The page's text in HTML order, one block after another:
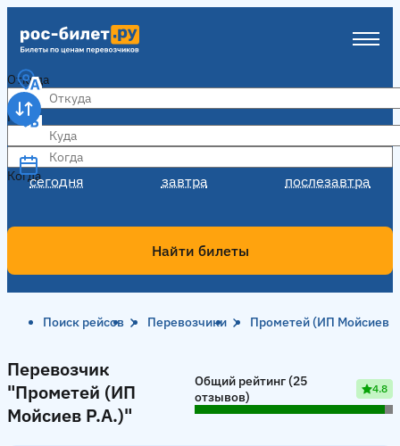
Откуда
Куда
Когда
сегодня завтра послезавтра
Когда
Найти билеты
Поиск рейсов Перевозчики Прометей (ИП Мойсиев
Перевозчик "Прометей (ИП Мойсиев Р.А.)"
Перевозчик
"Прометей (ИП
Мойсиев Р.А.)"
Общий рейтинг (25
отзывов)
4.8